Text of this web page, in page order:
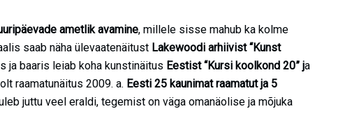
ametlik avamine, millele sisse mahub ka kolme
saab näha ülevaatenäitust Lakewoodi arhiivist “Kunst
ja baaris leiab koha kunstinäitus Eestist “Kursi koolkond 20” ja
raamatunäitus 2009. a. Eesti 25 kaunimat raamatut ja 5
juttu veel eraldi, tegemist on väga omanäolise ja mõjuka